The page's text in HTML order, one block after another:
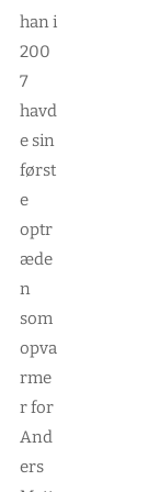
han i
200
7
havd
e sin
først
e
optr
æde
n
som
opva
rme
r for
And
ers